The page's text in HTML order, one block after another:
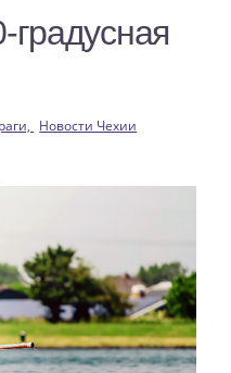
Новости Чехии